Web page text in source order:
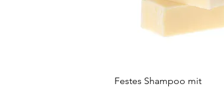
Schnellansicht
Festes Shampoo mit